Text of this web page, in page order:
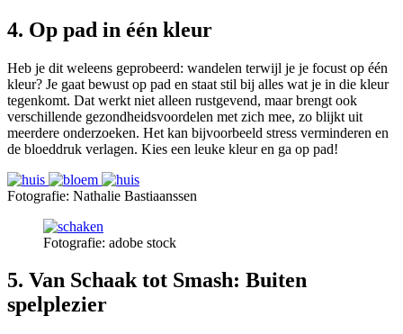
4. Op pad in één kleur
Heb je dit weleens geprobeerd: wandelen terwijl je je focust op één
kleur? Je gaat bewust op pad en staat stil bij alles wat je in die kleur
tegenkomt. Dat werkt niet alleen rustgevend, maar brengt ook
verschillende gezondheidsvoordelen met zich mee, zo blijkt uit
meerdere onderzoeken. Het kan bijvoorbeeld stress verminderen en
de bloeddruk verlagen. Kies een leuke kleur en ga op pad!
Fotografie: Nathalie Bastiaanssen
Fotografie: adobe stock
5. Van Schaak tot Smash: Buiten
spelplezier